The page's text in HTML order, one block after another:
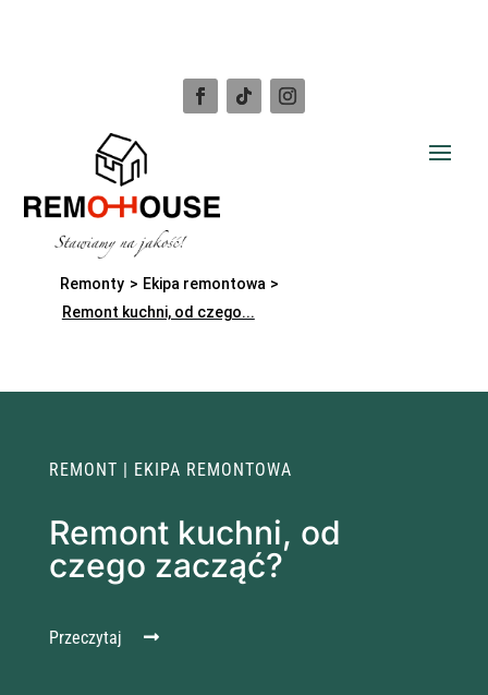
Remonty > Ekipa remontowa >
Remont kuchni, od czego...
REMONT EKIPA REMONTOWA
Remont kuchni, od
czego zacząć?
Przeczytaj